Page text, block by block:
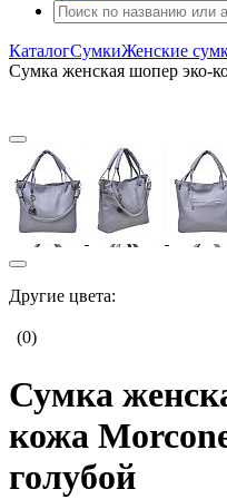
КаталогСумкиЖенские
Сумка женская шопер эко-
Другие цвета:
(0)
Сумка
кожа
голубой